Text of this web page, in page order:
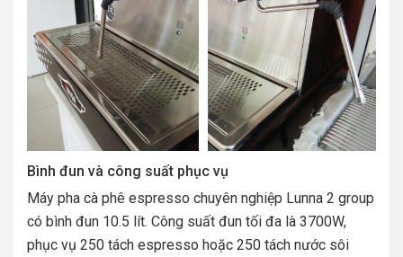
Bình đun và công suất phục vụ
Máy pha cà phê espresso chuyên nghiệp Lunna 2 group
có bình đun 10.5 lít. Công suất đun tối đa là 3700W,
phục vụ 250 tách espresso hoặc 250 tách nước sôi